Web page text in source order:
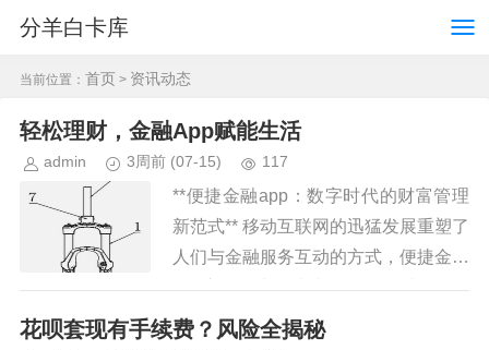
分羊白卡库
当前位置： 首页 > 资讯动态
轻松理财，金融App赋能生活
admin 3周前 (07-15) 117
**便捷金融app：数字时代的财富管理
新范式** 移动互联网的迅猛发展重塑了
人们与金融服务互动的方式，便捷金融
app应运而生，成为现代人理财、投资
和日常财务操作的核心工具。这类应用
花呗套现有手续费？风险全揭秘